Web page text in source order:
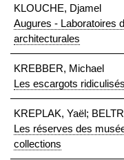
KLOUCHE, Djamel
Augures - Laboratoires
architecturales
KREBBER, Michael
Les escargots ridiculisés
KREPLAK, Yaël;
Les réserves des
collections